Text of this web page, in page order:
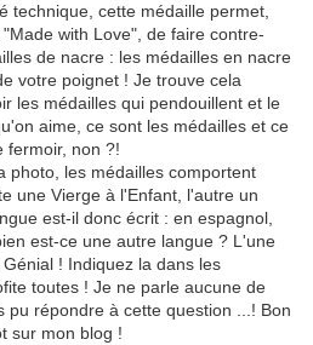
technique, cette médaille permet,
with Love", de faire contre-
de nacre : les médailles en nacre
votre poignet ! Je trouve cela
les médailles qui pendouillent et le
aime, ce sont les médailles et ce
fermoir, non ?!
photo, les médailles comportent
une Vierge à l'Enfant, l'autre un
est-il donc écrit : en espagnol,
est-ce une autre langue ? L'une
! Indiquez la dans les
toutes ! Je ne parle aucune de
pu répondre à cette question ...! Bon
sur mon blog !